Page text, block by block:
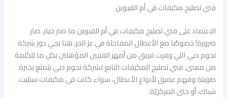
فني تصليح مكيفات في أم القيوين
الاعتماد على فني تصليح مكيفات في أم القيوين ما صار خيار، صار
ضرورة! خصوصًا مع الأعطال المفاجئة في عز الحر، هنا يجي دور شركة
نجوم دبي اللي وفرت فريق من أمهر الفنيين المؤهلين بكل ما للكلمة
من معنى. فني تصليح المكيفات التابع لشركة نجوم دبي يتمتع بخبرة
طويلة وفهم عميق لأنواع الأعطال، سواء كانت في مكيفات سبليت،
شباك، أو حتى المركزيّة.